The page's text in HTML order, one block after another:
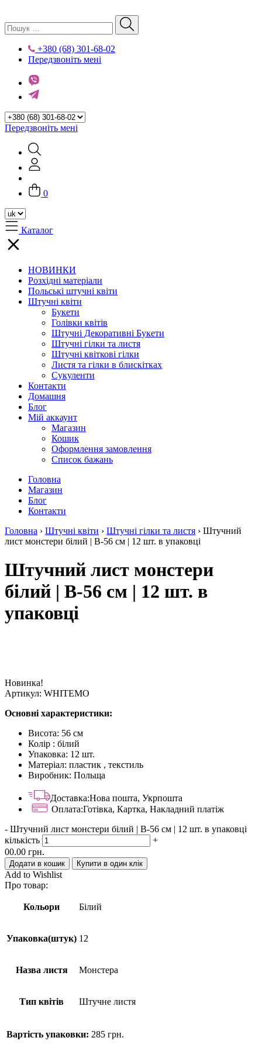
+380 (68) 301-68-02
Передзвоніть мені
Передзвоніть мені
0
Каталог
НОВИНКИ
Розхідні матеріали
Польські штучні квіти
Штучні квіти
Букети
Голівки квітів
Штучні Декоративні Букети
Штучні гілки та листя
Штучні квіткові гілки
Листя та гілки в блискітках
Сукуленти
Контакти
Домашня
Блог
Мій аккаунт
Магазин
Кошик
Оформлення замовлення
Список бажань
Головна
Магазин
Блог
Контакти
Головна › Штучні квіти › Штучні гілки та листя › Штучний
лист монстери білий | В-56 см | 12 шт. в упаковці
Штучний лист монстери
білий | В-56 см | 12 шт. в
упаковці
Новинка!
Артикул: WHITEMO
Основні характеристики:
Висота: 56 см
Колір : білий
Упаковка: 12 шт.
Матеріал: пластик , текстиль
Виробник: Польща
Доставка:Нова пошта, Укрпошта
Оплата:Готівка, Картка, Накладний платіж
- Штучний лист монстери білий | В-56 см | 12 шт. в упаковці
кількість
+
00.00 грн.
Додати в кошик Купити в один клік
Add to Wishlist
Про товар:
Кольори Білий
Упаковка(штук) 12
Назва листя Монстера
Тип квітів Штучне листя
Вартість упаковки: 285 грн.